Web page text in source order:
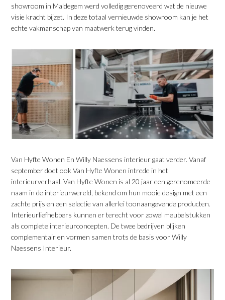
showroom in Maldegem werd volledig gerenoveerd wat de nieuwe
visie kracht bijzet. In deze totaal vernieuwde showroom kan je het
echte vakmanschap van maatwerk terug vinden.
Van Hyfte Wonen En Willy Naessens interieur gaat verder. Vanaf
september doet ook Van Hyfte Wonen intrede in het
interieurverhaal. Van Hyfte Wonen is al 20 jaar een gerenomeerde
naam in de interieurwereld, bekend om hun mooie design met een
zachte prijs en een selectie van allerlei toonaangevende producten.
Interieurliefhebbers kunnen er terecht voor zowel meubelstukken
als complete interieurconcepten. De twee bedrijven blijken
complementair en vormen samen trots de basis voor Willy
Naessens Interieur.